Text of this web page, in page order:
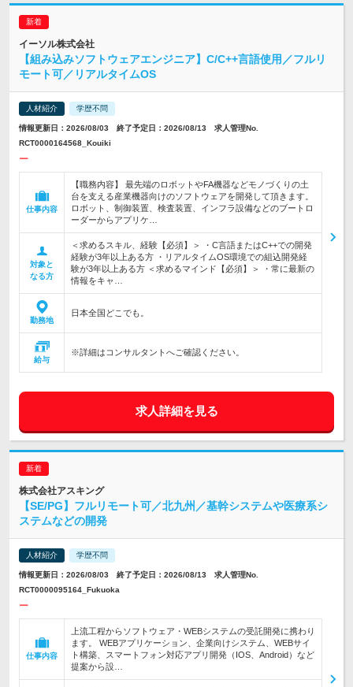
イーソル株式会社
【組み込みソフトウェアエンジニア】C/C++言語使用／フルリ
モート可／リアルタイムOS
人材紹介 学歴不問
情報更新日：2026/08/03 終了予定日：2026/08/13 求人管理No.
RCT0000164568_Kouiki
ー
仕事内容
【職務内容】 最先端のロボットやFA機器などモノづくりの土
台を支える産業機器向けのソフトウェアを開発して頂きます。
ロボット、制御装置、検査装置、インフラ設備などのブートロ
ーダーからアプリケ…
対象と
なる方
＜求めるスキル、経験【必須】＞ ・C言語またはC++での開発
経験が3年以上ある方 ・リアルタイムOS環境での組込開発経
験が3年以上ある方 ＜求めるマインド【必須】＞ ・常に最新の
情報をキャ…
勤務地
日本全国どこでも。
給与
※詳細はコンサルタントへご確認ください。
求人詳細を見る
株式会社アスキング
【SE/PG】フルリモート可／北九州／基幹システムや医療系シ
ステムなどの開発
人材紹介 学歴不問
情報更新日：2026/08/03 終了予定日：2026/08/13 求人管理No.
RCT0000095164_Fukuoka
ー
仕事内容
上流工程からソフトウェア・WEBシステムの受託開発に携わり
ます。 WEBアプリケーション、企業向けシステム、WEBサイ
ト構築、スマートフォン対応アプリ開発（IOS、Android）など
提案から設…